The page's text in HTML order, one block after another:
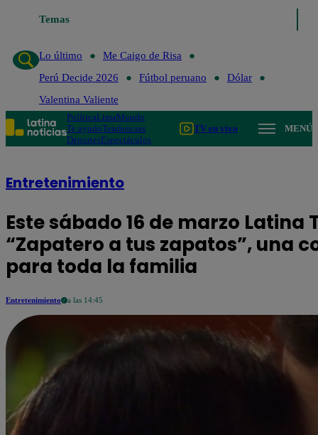
Temas
Lo último
Me Caigo de Risa
Perú Decide 2026
Fútbol peruano
Dólar
Valentina Valiente
PolíticaLimaMundo
Te ayudoTendencias
DeportesEspectáculos
TV en vivo MENÚ
Entretenimiento
Este sábado 16 de marzo
“Zapatero a tus zapatos”, una
para toda la familia
Entretenimiento a las 14:45